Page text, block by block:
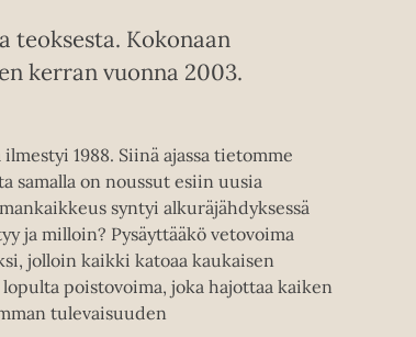
teoksesta. Kokonaan
kerran vuonna 2003.
1988. Siinä ajassa tietomme
samalla on noussut esiin uusia
syntyi alkuräjähdyksessä
ja milloin? Pysäyttääkö vetovoima
jolloin kaikki katoaa kaukaisen
poistovoima, joka hajottaa kaiken
tulevaisuuden